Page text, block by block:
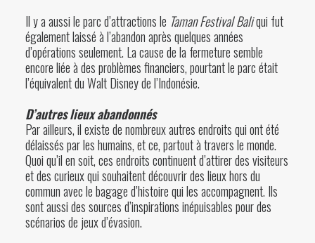
Il y a aussi le parc d’attractions le Taman Festival Baliqui fut
également laissé à l’abandon après quelques années
d’opérations seulement. La cause de la fermeture semble
encore liée à des problèmes financiers, pourtant le parc était
l’équivalent du Walt Disney de l’Indonésie.
D’autres lieux abandonnés
Par ailleurs, il existe de nombreux autres endroits qui ont été
délaissés par les humains, et ce, partout à travers le monde.
Quoi qu’il en soit, ces endroits continuent d’attirer des visiteurs
et des curieux qui souhaitent découvrir des lieux hors du
commun avec le bagage d’histoire qui les accompagnent. Ils
sont aussi des sources d’inspirations inépuisables pour des
scénarios de jeux d’évasion.